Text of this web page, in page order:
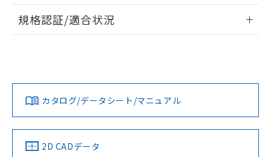
タイムチャート
A: 50mm以上、B: 35mm以上
ログイン/会員登録
ダウンロードデータをご利用いただく前に、以下を必ずお読
みください。
ソフトウェアの使用条件
EU RoHS 注意事項・凡例
対応済み
中国 RoHS 注意事項・凡例
規格認証/適合状況
LR型式承認
（イギリス
船舶規格）
DNV型式承認
（ノルウェー
BV型式承認
（フランス
KR型式
（韓国
カタログ/データシート/マニュアル
2D CADデータ